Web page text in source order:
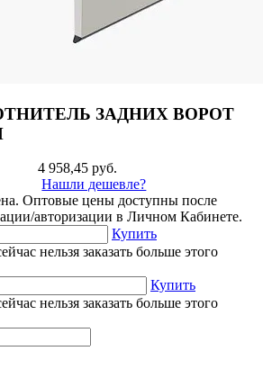
ЗАДНИХ ВОРОТ
4 958,45руб.
Нашли дешевле?
Оптовые цены доступны после
авторизации в Личном Кабинете.
Купить
нельзя заказать больше этого
Купить
нельзя заказать больше этого